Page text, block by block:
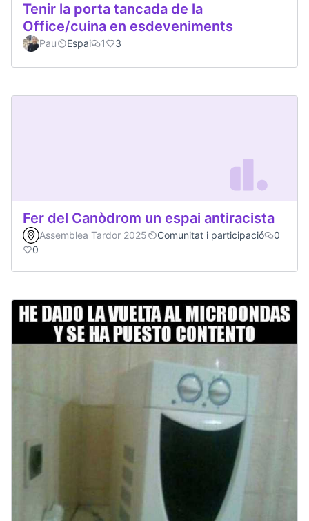
Tenir la porta tancada de la
Office/cuina en esdeveniments
Pau Espai 1 3
Fer del Canòdrom un espai antiracista
Assemblea Tardor 2025 Comunitat i participació
0
0